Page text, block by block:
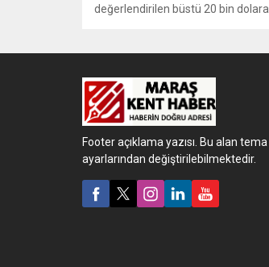
değerlendirilen büstü 20 bin dolara
yakalandı.
Footer açıklama yazısı. Bu alan tema
ayarlarından değiştirilebilmektedir.